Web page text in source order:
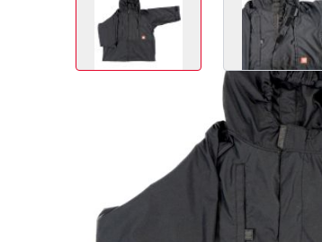
Couleur
02.80002 bleu foncé